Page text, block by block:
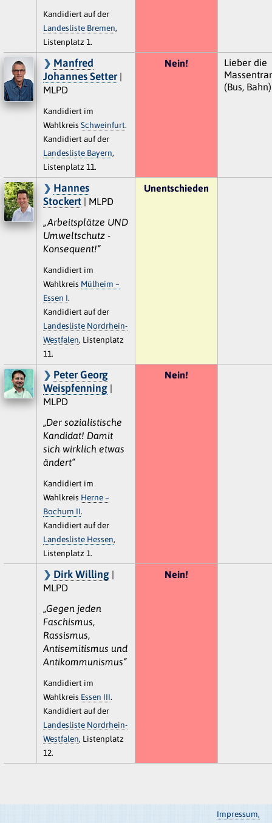
Kandidiert auf der
Landesliste Bremen,
Listenplatz 1.
Manfred
Johannes Setter|
MLPD
Kandidiert im
Wahlkreis Schweinfurt.
Kandidiert auf der
Landesliste Bayern,
Listenplatz 11.
Nein!
Lieber die
(Bus,
Hannes
Stockert| MLPD
„Arbeitsplätze UND
Umweltschutz -
Konsequent!“
Kandidiert im
Wahlkreis Mülheim –
Essen I.
Kandidiert auf der
Landesliste Nordrhein-
Westfalen, Listenplatz
11.
Unentschieden
Peter Georg
Weispfenning|
MLPD
„Der sozialistische
Kandidat! Damit
sich wirklich etwas
ändert“
Kandidiert im
Wahlkreis Herne –
Bochum II.
Kandidiert auf der
Landesliste Hessen,
Listenplatz 1.
Nein!
Dirk Willing|
MLPD
„Gegen jeden
Faschismus,
Rassismus,
Antisemitismus und
Antikommunismus“
Kandidiert im
Wahlkreis Essen III.
Kandidiert auf der
Landesliste Nordrhein-
Westfalen, Listenplatz
12.
Nein!
Impressum,